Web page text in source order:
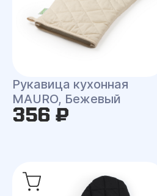
Рукавица кухонная
MAURO, Бежевый
356 ₽